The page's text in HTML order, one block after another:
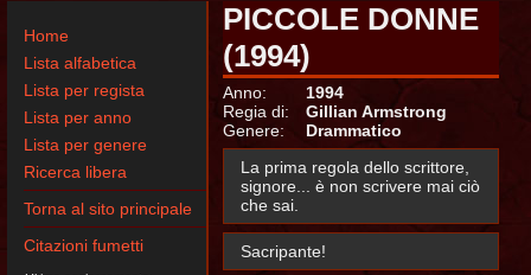
Home
Lista alfabetica
Lista per regista
Lista per anno
Lista per genere
Ricerca libera
Torna al sito principale
Citazioni fumetti
PICCOLE DONNE
(1994)
Anno:
1994
Regia di:
Gillian Armstrong
Genere:
Drammatico
La prima regola dello scrittore,
signore... è non scrivere mai ciò
che sai.
Sacripante!